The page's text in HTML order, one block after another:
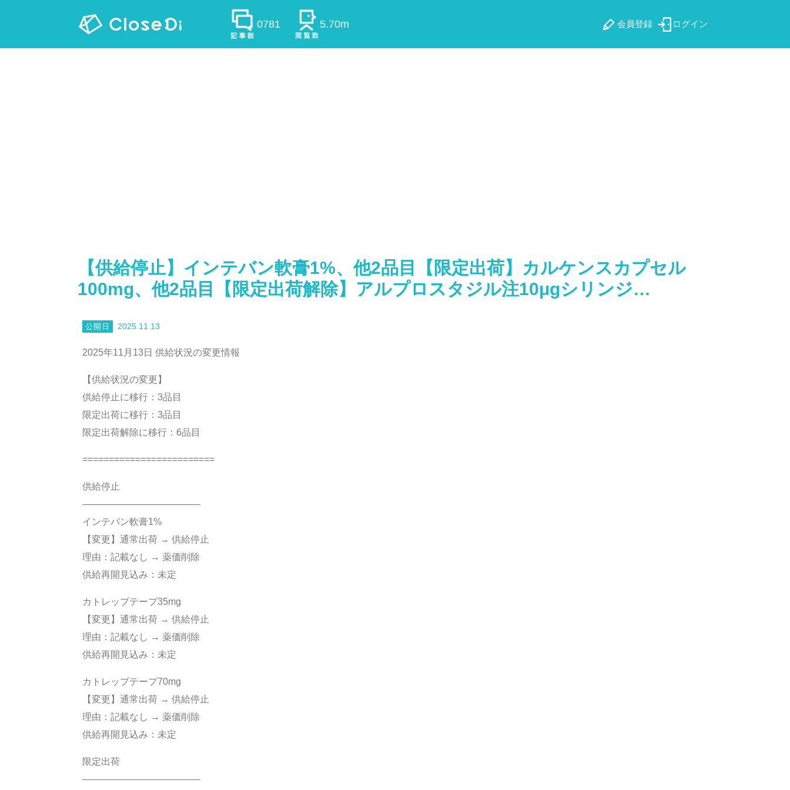
0781 5.70m 会員登録 ログイン
【供給停止】インテバン軟膏1%、他2品目【限定出荷】カルケンスカプセル
100mg、他2品目【限定出荷解除】アルプロスタジル注10μgシリンジ…
2025.11.13
2025年11月13日 供給状況の変更情報
【供給状況の変更】
供給停止に移行：3品目
限定出荷に移行：3品目
限定出荷解除に移行：6品目
=========================
供給停止
————————————–
インテバン軟膏1%
【変更】通常出荷 → 供給停止
理由：記載なし → 薬価削除
供給再開見込み：未定
カトレップテープ35mg
【変更】通常出荷 → 供給停止
理由：記載なし → 薬価削除
供給再開見込み：未定
カトレップテープ70mg
【変更】通常出荷 → 供給停止
理由：記載なし → 薬価削除
供給再開見込み：未定
限定出荷
————————————–